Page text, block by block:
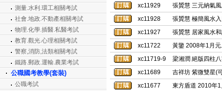
測量.水利.環工相關考試
社會.地政.不動產相關考試
物理.化學.插醫.私醫考試
教育.觀光.心理相關考試
警察,消防,法類相關考試
鐵路.郵政.運輸.農業考試
公職國考教學(套裝)
公職考試
xc11929
張贇慧 三元納氣
xc11928
張贇慧 極簡風水
xc11927
張贇慧 居家風水
xc11722
黃鑒 2008年1月
xc11719-9
梁湘潤 絕版四柱
xc11689
吉祥坊 紫微雙星(
xc11677
東方盾道 2010年